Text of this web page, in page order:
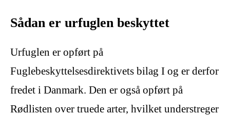
Sådan er urfuglen beskyttet
Urfuglen er opført på
Fuglebeskyttelsesdirektivets bilag I og er derfor
fredet i Danmark. Den er også opført på
Rødlisten over truede arter, hvilket understreger